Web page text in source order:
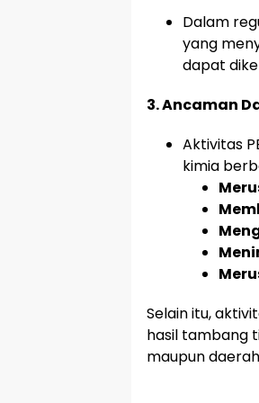
Dalam
yang
dapat
3. Ancaman
Aktivitas
kimia
Selain itu,
hasil tambang
maupun